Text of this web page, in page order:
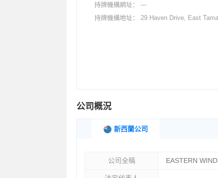
持牌機構網址： ---
持牌機構地址： 29 Haven Drive, East Tamaki, Auckland, 2013,
公司概況
新西蘭公司
公司全稱 EASTERN